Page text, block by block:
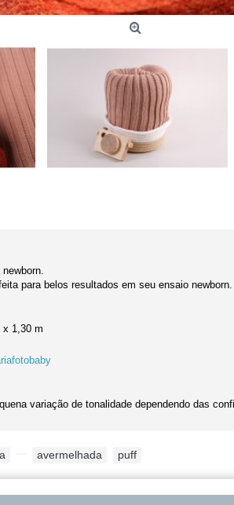
para belos resultados em seu ensaio newborn.
x 1,30 m
variação de tonalidade dependendo das
avermelhada puff